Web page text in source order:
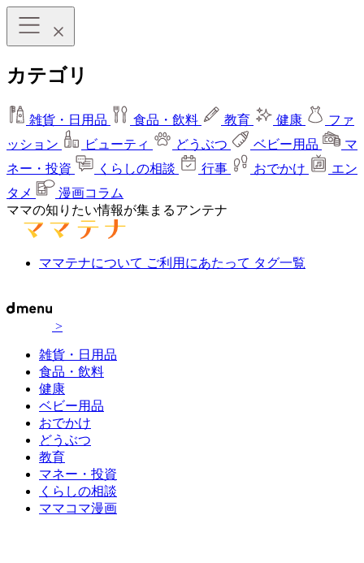
カテゴリ
雑貨・日用品 食品・飲料 教育 健康
ファ
ッション
ビューティ どうぶつ ベビー用品
マ
ネー・投資
くらしの相談 行事 おでかけ
エン
タメ
漫画コラム
ママの知りたい情報が集まるアンテナ
ママテナについて ご利用にあたって タグ一覧
>
雑貨・日用品
食品・飲料
健康
ベビー用品
おでかけ
どうぶつ
教育
マネー・投資
くらしの相談
ママコマ漫画